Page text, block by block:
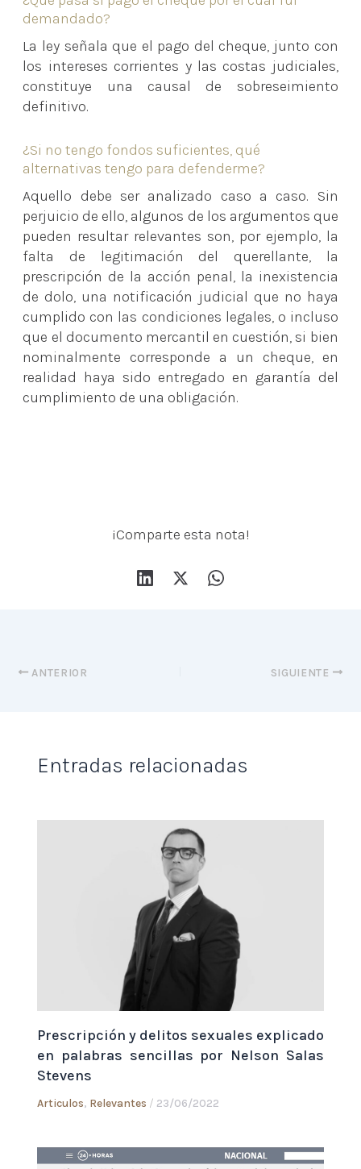
demandado?
La ley señala que el pago del cheque, junto con
los intereses corrientes y las costas judiciales,
constituye una causal de sobreseimiento
definitivo.
¿Si no tengo fondos suficientes, qué
alternativas tengo para defenderme?
Aquello debe ser analizado caso a caso. Sin
perjuicio de ello, algunos de los argumentos que
pueden resultar relevantes son, por ejemplo, la
falta de legitimación del querellante, la
prescripción de la acción penal, la inexistencia
de dolo, una notificación judicial que no haya
cumplido con las condiciones legales, o incluso
que el documento mercantil en cuestión, si bien
nominalmente corresponde a un cheque, en
realidad haya sido entregado en garantía del
cumplimiento de una obligación.
¡Comparte esta nota!
ANTERIOR SIGUIENTE
Entradas relacionadas
Prescripción y delitos sexuales explicado
en palabras sencillas por Nelson Salas
Stevens
Articulos, Relevantes / 23/06/2022